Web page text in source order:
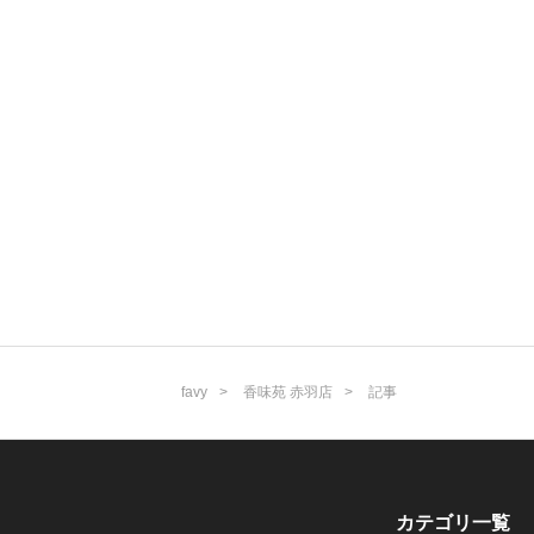
favy 香味苑 赤羽店 記事
カテゴリ一覧